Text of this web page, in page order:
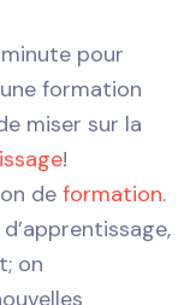
pour
formation
miser sur la
!
de formation.
on